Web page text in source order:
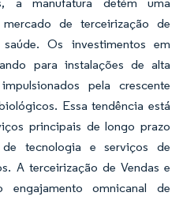
de terceirização de
Os investimentos em
para instalações de alta
pela crescente
Essa tendência está
principais de longo prazo
de tecnologia e serviços de
A terceirização de Vendas e
engajamento omnicanal de